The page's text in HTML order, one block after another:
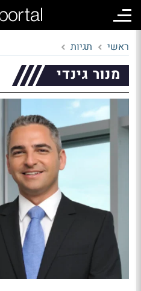
ראשי תגיות
מנור גינדי